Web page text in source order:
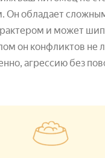
Он обладает
и может
он конфликтов не
агрессию без